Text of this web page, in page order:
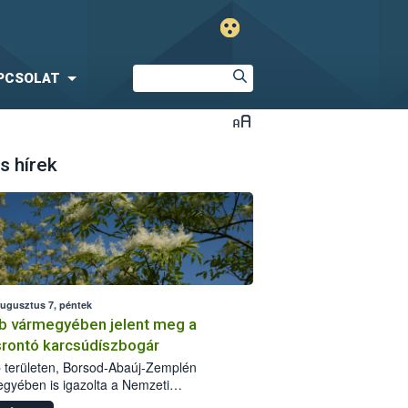
hírek
7, péntek
vármegyében jelent meg a
karcsúdíszbogár
területen, Borsod-Abaúj-Zemplén
is igazolta a Nemzeti
biztonsági Hivatal (Nébih) a